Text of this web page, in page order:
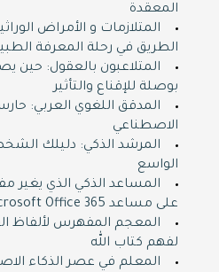
المعقدة
المتلازمات و الأمراض
الطريق في رحلة المعرفة
المتلاعبون بالعقول: حين
بوصلة للإقناع والتأثير
المدقق اللغوي العربي:
الاصطناعي
المرشد الذكي: دليلك
الواسع
المساعد الذكي الذي يغير
على مساعد Microsoft Office 365
المعجم المفهرس لألفاظ
لفهم كتاب الله
المعلم في عصر الذكاء